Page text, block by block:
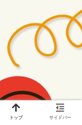
トップ サイドバー